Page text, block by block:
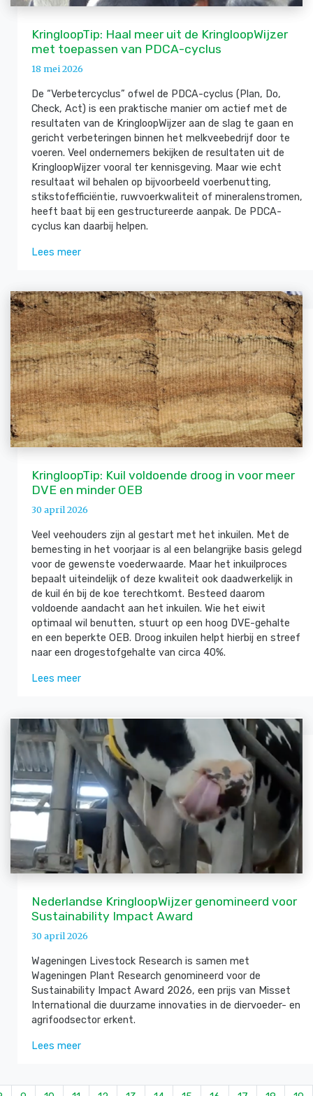
KringloopTip: Haal meer uit de KringloopWijzer
met toepassen van PDCA-cyclus
18 mei 2026
De “Verbetercyclus” ofwel de PDCA-cyclus (Plan, Do,
Check, Act) is een praktische manier om actief met de
resultaten van de KringloopWijzer aan de slag te gaan en
gericht verbeteringen binnen het melkveebedrijf door te
voeren. Veel ondernemers bekijken de resultaten uit de
KringloopWijzer vooral ter kennisgeving. Maar wie echt
resultaat wil behalen op bijvoorbeeld voerbenutting,
stikstofefficiëntie, ruwvoerkwaliteit of mineralenstromen,
heeft baat bij een gestructureerde aanpak. De PDCA-
cyclus kan daarbij helpen.
Lees meer
KringloopTip: Kuil voldoende droog in voor meer
DVE en minder OEB
30 april 2026
Veel veehouders zijn al gestart met het inkuilen. Met de
bemesting in het voorjaar is al een belangrijke basis gelegd
voor de gewenste voederwaarde. Maar het inkuilproces
bepaalt uiteindelijk of deze kwaliteit ook daadwerkelijk in
de kuil én bij de koe terechtkomt. Besteed daarom
voldoende aandacht aan het inkuilen. Wie het eiwit
optimaal wil benutten, stuurt op een hoog DVE-gehalte
en een beperkte OEB. Droog inkuilen helpt hierbij en streef
naar een drogestofgehalte van circa 40%.
Lees meer
Nederlandse KringloopWijzer genomineerd voor
Sustainability Impact Award
30 april 2026
Wageningen Livestock Research is samen met
Wageningen Plant Research genomineerd voor de
Sustainability Impact Award 2026, een prijs van Misset
International die duurzame innovaties in de diervoeder- en
agrifoodsector erkent.
Lees meer